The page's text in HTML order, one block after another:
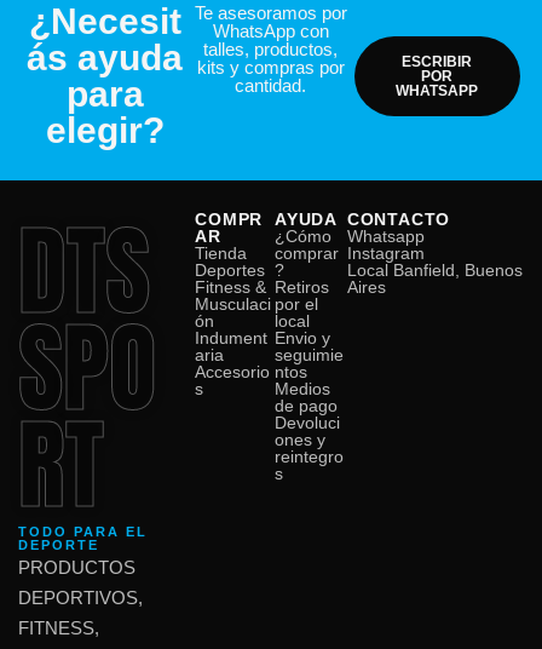
¿Necesit
ás ayuda
para
elegir?
Te asesoramos por
WhatsApp con
talles, productos,
kits y compras por
cantidad.
ESCRIBIR
POR
WHATSAPP
DTS
SPO
RT
TODO PARA EL
DEPORTE
PRODUCTOS
DEPORTIVOS,
FITNESS,
COMPR
AR
Tienda
Deportes
Fitness &
Musculaci
ón
Indument
aria
Accesorio
s
AYUDA
¿Cómo
comprar
?
Retiros
por el
local
Envio y
seguimie
ntos
Medios
de pago
Devoluci
ones y
reintegro
s
CONTACTO
Whatsapp
Instagram
Local Banfield, Buenos
Aires